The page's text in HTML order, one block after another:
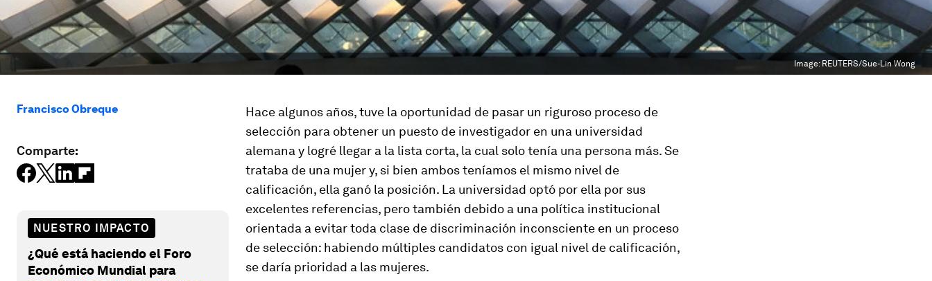
Image: REUTERS/Sue-Lin Wong
Francisco Obreque
Comparte:
NUESTRO IMPACTO
¿Qué está haciendo el Foro
Económico Mundial para
Hace algunos años, tuve la oportunidad de pasar un riguroso proceso de
selección para obtener un puesto de investigador en una universidad
alemana y logré llegar a la lista corta, la cual solo tenía una persona más. Se
trataba de una mujer y, si bien ambos teníamos el mismo nivel de
calificación, ella ganó la posición. La universidad optó por ella por sus
excelentes referencias, pero también debido a una política institucional
orientada a evitar toda clase de discriminación inconsciente en un proceso
de selección: habiendo múltiples candidatos con igual nivel de calificación,
se daría prioridad a las mujeres.